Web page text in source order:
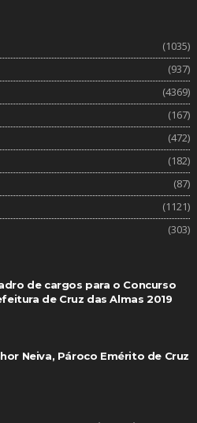
(1035)
(937)
(4369)
(167)
(472)
(182)
(87)
(1121)
(303)
de cargos para o Concurso
de Cruz das Almas 2019
Neiva, Pároco Emérito de Cruz